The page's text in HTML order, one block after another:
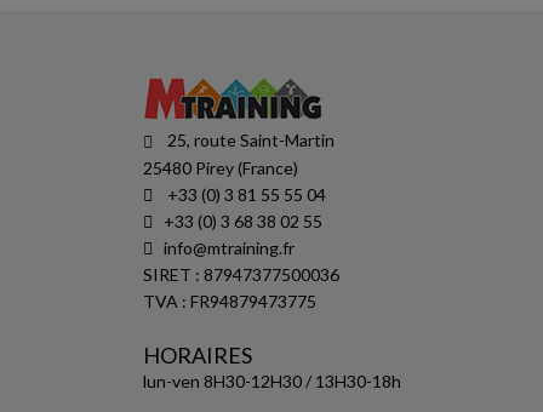
25, route Saint-Martin
25480 Pirey (France)
+33 (0) 3 81 55 55 04
+33 (0) 3 68 38 02 55
info@mtraining.fr
SIRET : 87947377500036
TVA : FR94879473775
HORAIRES
lun-ven 8H30-12H30 / 13H30-18h